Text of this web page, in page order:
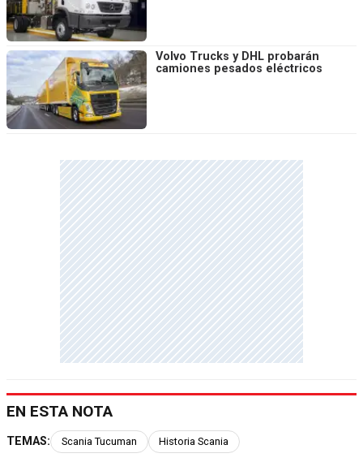
Volvo Trucks y DHL probarán
camiones pesados eléctricos
EN ESTA NOTA
TEMAS: Scania Tucuman Historia Scania